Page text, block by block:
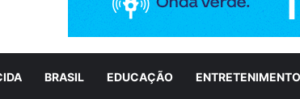
BRASIL EDUCAÇÃO ENTRETENIMENTO